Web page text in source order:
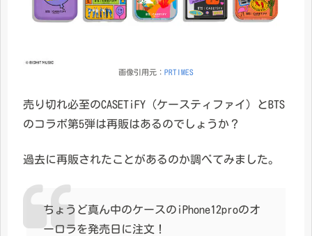
画像引用元： PRTIMES
売り切れ必至のCASETiFY（ケースティファイ）とBTS
のコラボ第5弾は再販はあるのでしょうか？
過去に再販されたことがあるのか調べてみました。
ちょうど真ん中のケースのiPhone12proのオ
ーロラを発売日に注文！